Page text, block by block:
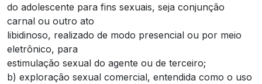
do adolescente para fins sexuais, seja conjunção
carnal ou outro ato
libidinoso, realizado de modo presencial ou por meio
eletrônico, para
estimulação sexual do agente ou de terceiro;
b) exploração sexual comercial, entendida como o uso